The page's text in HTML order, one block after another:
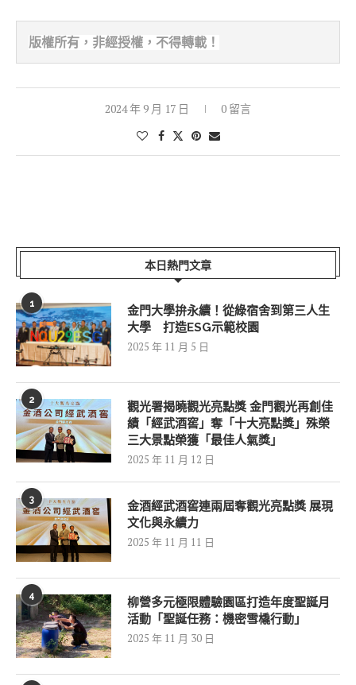
版權所有，非經授權，不得轉載！
2024 年 9 月 17 日 0 留言
本日熱門文章
1
金門大學拚永續！從綠宿舍到第三人生
大學 打造ESG示範校園
2025 年 11 月 5 日
2
觀光署揭曉觀光亮點獎 金門觀光再創佳
績「經武酒窖」奪「十大亮點獎」殊榮
三大景點榮獲「最佳人氣獎」
2025 年 11 月 12 日
3
金酒經武酒窖連兩屆奪觀光亮點獎 展現
文化與永續力
2025 年 11 月 11 日
4
柳營多元極限體驗園區打造年度聖誕月
活動「聖誕任務：機密雪橇行動」
2025 年 11 月 30 日